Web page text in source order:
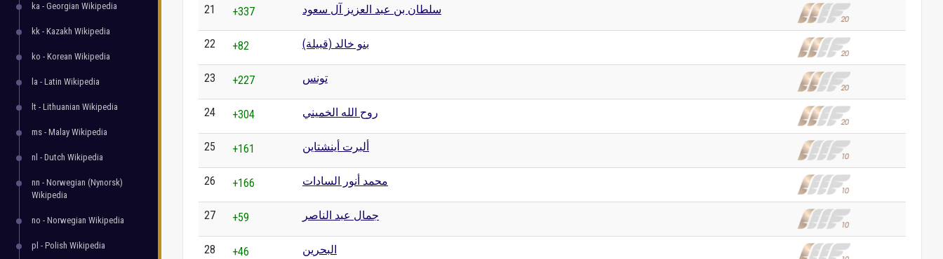
ka - Georgian Wikipedia
kk - Kazakh Wikipedia
ko - Korean Wikipedia
la - Latin Wikipedia
lt - Lithuanian Wikipedia
ms - Malay Wikipedia
nl - Dutch Wikipedia
nn - Norwegian (Nynorsk)
Wikipedia
no - Norwegian Wikipedia
pl - Polish Wikipedia
21 +337 سلطان بن عبد العزيز آل سعود
22 +82 بنو خالد (قبيلة)
23 +227 تونس
24 +304 روح الله الخميني
25 +161 ألبرت أينشتاين
26 +166 محمد أنور السادات
27 +59 جمال عبد الناصر
28 +46 البحرين